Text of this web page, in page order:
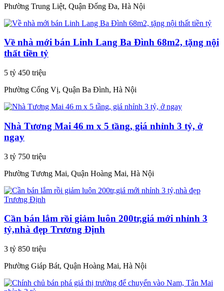
Phường Trung Liệt, Quận Đống Đa, Hà Nội
Về nhà mới bán Linh Lang Ba Đình 68m2, tặng nội
thất tiền tỷ
5 tỷ 450 triệu
Phường Cống Vị, Quận Ba Đình, Hà Nội
Nhà Tương Mai 46 m x 5 tầng, giá nhỉnh 3 tỷ, ở
ngay
3 tỷ 750 triệu
Phường Tương Mai, Quận Hoàng Mai, Hà Nội
Cần bán lắm rồi giảm luôn 200tr,giá mới nhỉnh 3
tỷ,nhà đẹp Trương Định
3 tỷ 850 triệu
Phường Giáp Bát, Quận Hoàng Mai, Hà Nội